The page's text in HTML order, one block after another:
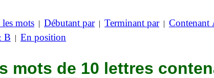
mots | Débutant par| Terminant par| Contenant
B | En position
mots de 10 lettres